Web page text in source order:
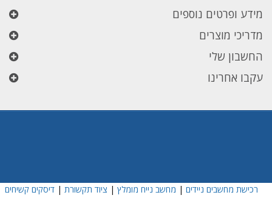
מידע ופרטים נוספים
מדריכי מוצרים
החשבון שלי
עקבו אחרינו
רכישת מחשבים ניידים | מחשב נייח מומלץ | ציוד תקשורת |דיסקים קשיחים